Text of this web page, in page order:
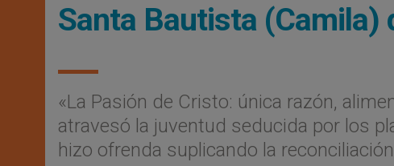
Santa Bautista (Camila)
«La Pasión de Cristo: única razón,
atravesó la juventud seducida por los
hizo ofrenda suplicando la